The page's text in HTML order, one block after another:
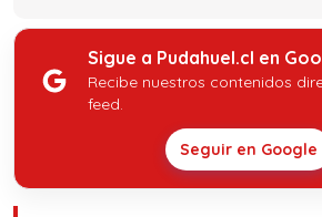
Sigue a Pudahuel.cl en
Recibe nuestros contenidos
feed.
Seguir en Google